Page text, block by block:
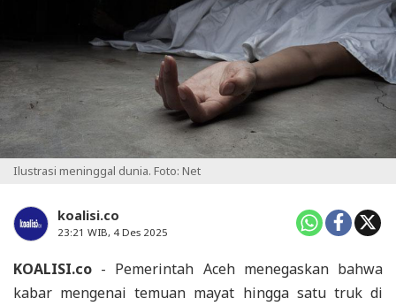
Ilustrasi meninggal dunia. Foto: Net
koalisi.co
23:21 WIB, 4 Des 2025
KOALISI.co - Pemerintah Aceh menegaskan bahwa
kabar mengenai temuan mayat hingga satu truk di